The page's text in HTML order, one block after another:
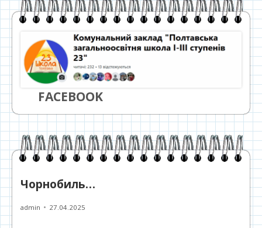
FACEBOOK
Чорнобиль…
Автор
admin Опубліковано
27.04.2025